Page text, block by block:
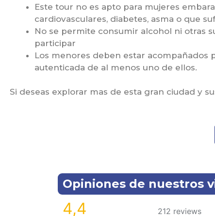
Este tour no es apto para mujeres
cardiovasculares, diabetes, asma o que
No se permite consumir alcohol ni otras
participar
Los menores deben estar acompañados
autenticada de al menos uno de ellos.
Si deseas explorar mas de esta gran ciudad y
Opiniones de nuestros
4,4 212 reviews